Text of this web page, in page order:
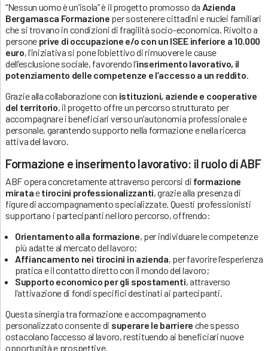
“Nessun uomo è un’isola” è il progetto promosso da Azienda
Bergamasca Formazione per sostenere cittadini e nuclei familiari
che si trovano in condizioni di fragilità socio-economica. Rivolto a
persone prive di occupazione e/o con un ISEE inferiore a 10.000
euro, l’iniziativa si pone l’obiettivo di rimuovere le cause
dell’esclusione sociale, favorendo l’inserimento lavorativo, il
potenziamento delle competenze e l’accesso a un reddito
Grazie alla collaborazione con istituzioni, aziende e cooperative
del territorio, il progetto offre un percorso strutturato per
accompagnare i beneficiari verso un’autonomia professionale e
personale, garantendo supporto nella formazione e nella ricerca
attiva del lavoro.
Formazione e inserimento lavorativo: il ruolo di ABF
ABF opera concretamente attraverso percorsi di formazione
mirataetirocini professionalizzanti, grazie alla presenza di
figure di accompagnamento specializzate. Questi professionisti
supportano i partecipanti nel loro percorso, offrendo:
Orientamento alla formazione, per individuare le competenze
più adatte al mercato del lavoro;
Affiancamento nei tirocini in azienda, per favorire l’esperienza
pratica e il contatto diretto con il mondo del lavoro;
Supporto economico per gli spostamenti, attraverso
l’attivazione di fondi specifici destinati ai partecipanti.
Questa sinergia tra formazione e accompagnamento
personalizzato consente di superare le barriere che spesso
ostacolano l’accesso al lavoro, restituendo ai beneficiari nuove
opportunità e prospettive.